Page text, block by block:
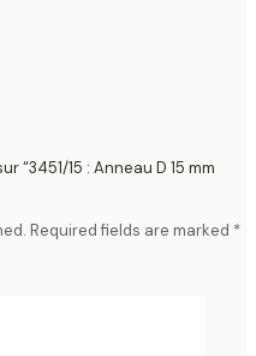
“3451/15 : Anneau D 15 mm
Required fields are marked *